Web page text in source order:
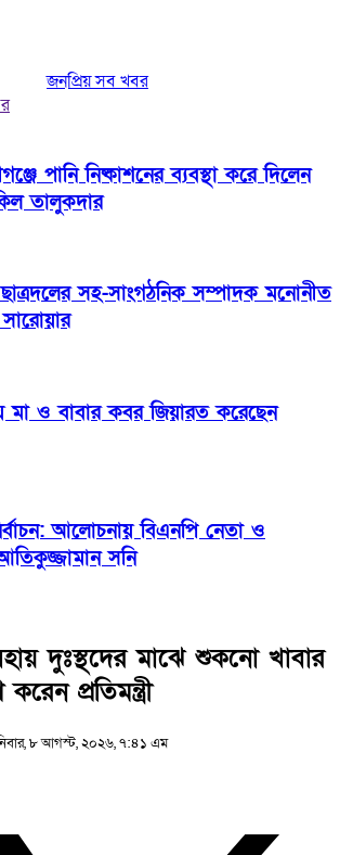
জনপ্রিয় সব খবর
পানি নিষ্কাশনের ব্যবস্থা করে দিলেন
তালুকদার
ছাত্রদলের সহ-সাংগঠনিক সম্পাদক মনোনীত
মা ও বাবার কবর জিয়ারত করেছেন
আলোচনায় বিএনপি নেতা ও
সনি
দুঃস্থদের মাঝে শুকনো খাবার
প্রতিমন্ত্রী
৮ আগস্ট, ২০২৬, ৭:৪১ এম